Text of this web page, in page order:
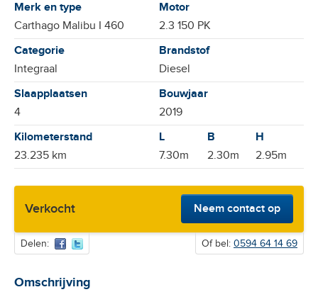
Merk en type
Carthago Malibu I 460
Motor
2.3 150 PK
Categorie
Integraal
Brandstof
Diesel
Slaapplaatsen
4
Bouwjaar
2019
Kilometerstand
23.235 km
7.30m 2.30m 2.95m
Verkocht Neem contact op
Delen: Of bel: 0594 64 14 69
Omschrijving